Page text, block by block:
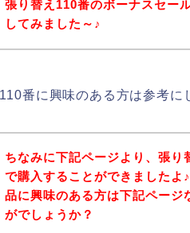
張り替え110番のボーナスセー
してみました～♪
番に興味のある方は参考に
ちなみに下記ページより、張
で購入することができましたよ
品に興味のある方は下記ペー
がでしょうか？